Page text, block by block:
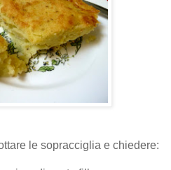
le sopracciglia e chiedere: